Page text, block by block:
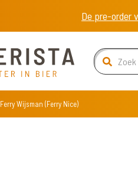
De pre-order
Ferry Wijsman (Ferry Nice)